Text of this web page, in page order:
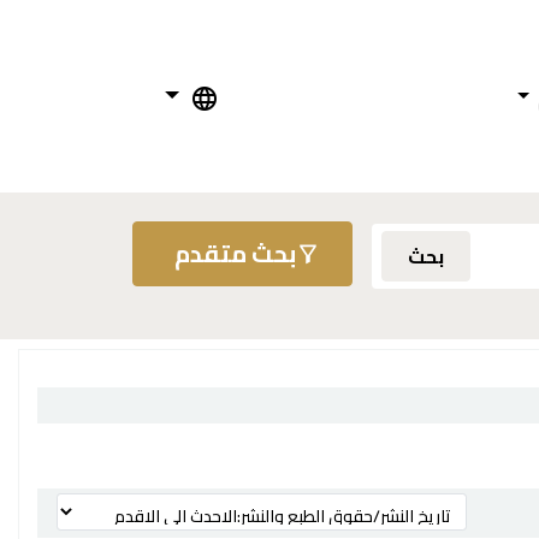
بحث بحث متقدم
ترتيب بواسطة: